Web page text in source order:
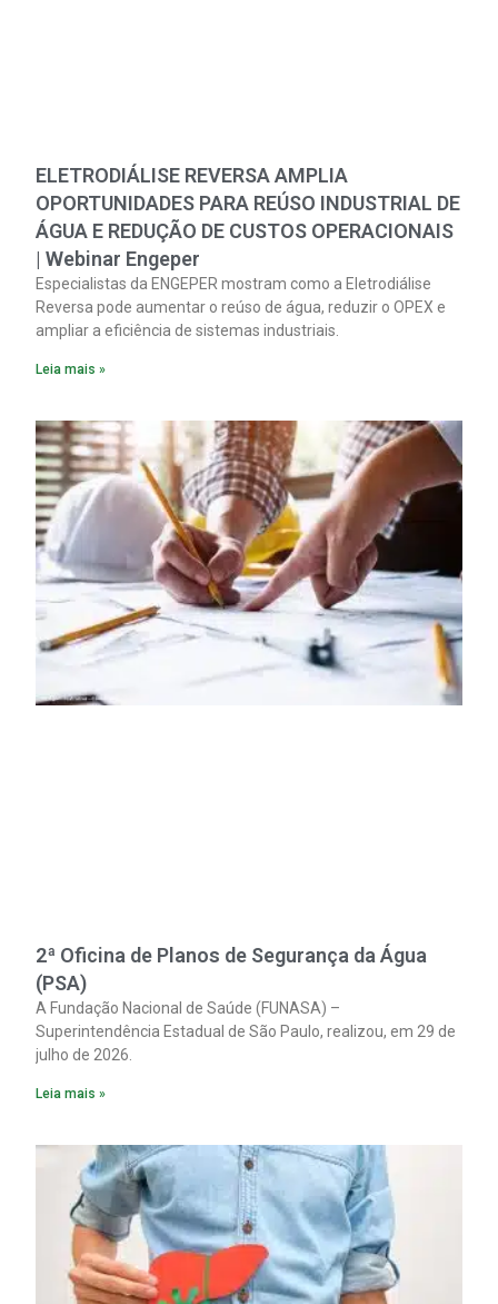
ELETRODIÁLISE REVERSA AMPLIA
OPORTUNIDADES PARA REÚSO INDUSTRIAL DE
ÁGUA E REDUÇÃO DE CUSTOS OPERACIONAIS
| Webinar Engeper
Especialistas da ENGEPER mostram como a Eletrodiálise
Reversa pode aumentar o reúso de água, reduzir o OPEX e
ampliar a eficiência de sistemas industriais.
Leia mais »
2ª Oficina de Planos de Segurança da Água
(PSA)
A Fundação Nacional de Saúde (FUNASA) –
Superintendência Estadual de São Paulo, realizou, em 29 de
julho de 2026.
Leia mais »